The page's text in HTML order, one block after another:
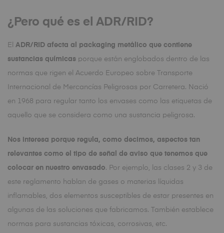
¿Pero qué es el ADR/RID?
El ADR/RID afecta al packaging metálico que contiene
sustancias químicas porque están englobados dentro de las
normas que rigen el Acuerdo Europeo sobre Transporte
Internacional de Mercancías Peligrosas por Carretera. Nació
en 1968 para regular tanto los envases como las etiquetas de
aquello que se considera como una sustancia peligrosa.
Nos interesa porque regula, como decimos, aspectos tan
relevantes como el tipo de señal de aviso que tenemos que
colocar en nuestro envasado. Por ejemplo, las clases 2 y 3 de
este reglamento hablan de gases o materias líquidas
inflamables, dos elementos susceptibles de estar presentes en
algunas de las soluciones que fabricamos. También establece
normas para sustancias tóxicas, corrosivas, etc.